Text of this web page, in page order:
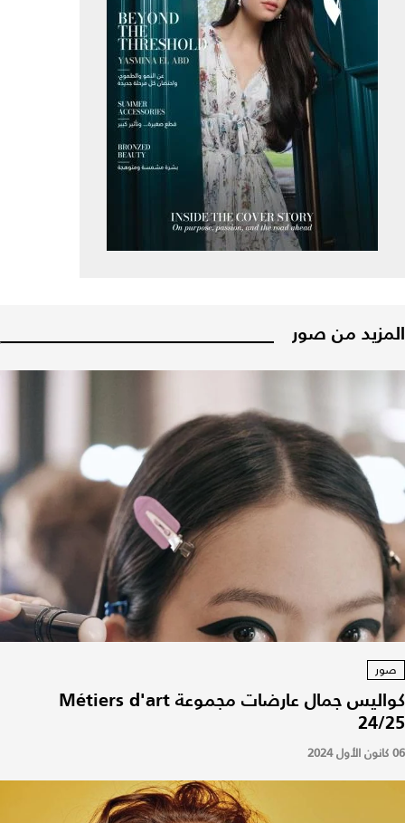
المزيد من صور
صور
كواليس جمال عارضات مجموعة Métiers d'art
24/25
06 كانون الأول 2024